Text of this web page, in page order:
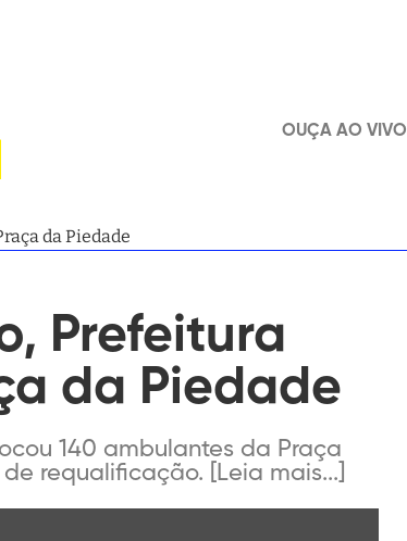
OUÇA AO VIVO
da Piedade
Prefeitura
da Piedade
140 ambulantes da Praça
requalificação. [Leia mais...]